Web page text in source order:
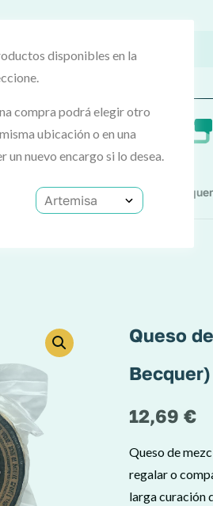
disponibles en la
compra podrá elegir otro
ubicación o en una
un nuevo encargo si lo desea.
Preguntas frecuentes
De Mezcla Curado Mini (Maese
Queso
12,69 €
Queso de
regalar o
larga curación